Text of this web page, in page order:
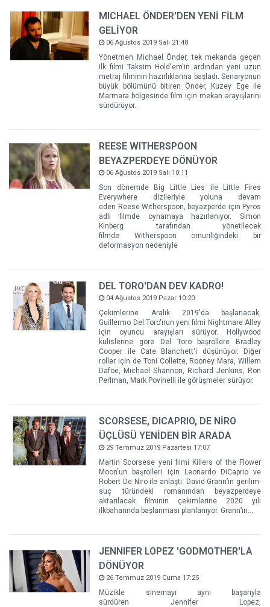
MICHAEL ÖNDER'DEN YENİ FİLM
GELİYOR
06 Ağustos 2019 Salı 21:48
Yönetmen Michael Önder, tek mekanda geçen
ilk filmi Taksim Hold'em'in ardından yeni uzun
metraj filminin hazırlıklarına başladı. Senaryonun
büyük bölümünü bitiren Önder, Kuzey Ege ile
Marmara bölgesinde film için mekan arayışlarını
sürdürüyor.
REESE WITHERSPOON
BEYAZPERDEYE DÖNÜYOR
06 Ağustos 2019 Salı 10:11
Son dönemde Big Little Lies ile Little Fires
Everywhere dizileriyle yoluna devam
eden Reese Witherspoon, beyazperde için Pyros
adlı filmde oynamaya hazırlanıyor. Simon
Kinberg tarafından yönetilecek
filmde Witherspoon omuriliğindeki bir
deformasyon nedeniyle
DEL TORO'DAN DEV KADRO!
04 Ağustos 2019 Pazar 10:20
Çekimlerine Aralık 2019'da başlanacak,
Guillermo Del Toro'nun yeni filmi Nightmare Alley
için oyuncu arayışları sürüyor. Hollywood
kulislerine göre Del Toro başrollere Bradley
Cooper ile Cate Blanchett'i düşünüyor. Diğer
roller için de Toni Collette, Rooney Mara, Willem
Dafoe, Michael Shannon, Richard Jenkins, Ron
Perlman, Mark Povinelli ile görüşmeler sürüyor.
SCORSESE, DICAPRIO, DE NİRO
ÜÇLÜSÜ YENİDEN BİR ARADA
29 Temmuz 2019 Pazartesi 17:07
Martin Scorsese yeni filmi Killers of the Flower
Moon'un başrolleri için Leonardo DiCaprio ve
Robert De Niro ile anlaştı. David Grann’ın gerilim-
suç türündeki romanından beyazperdeye
aktarılacak filminin çekimlerine 2020 yılı
ilkbaharında başlanması planlanıyor. Grann’ın...
JENNIFER LOPEZ 'GODMOTHER'LA
DÖNÜYOR
26 Temmuz 2019 Cuma 17:25
Müzikle sinemayı aynı başarıyla
sürdüren Jennifer Lopez,